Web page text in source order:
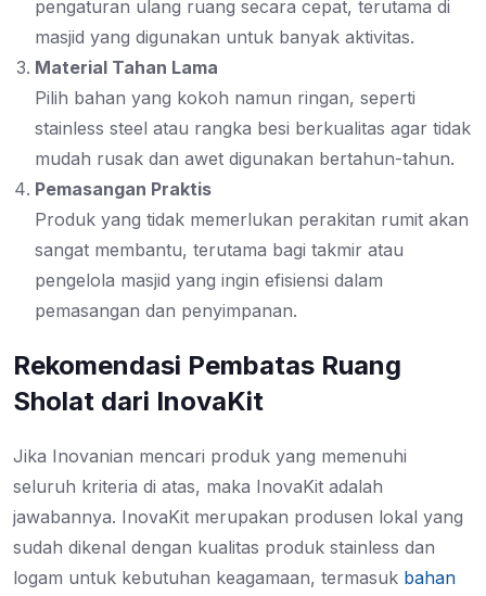
pengaturan ulang ruang secara cepat, terutama di
masjid yang digunakan untuk banyak aktivitas.
Material Tahan Lama
Pilih bahan yang kokoh namun ringan, seperti
stainless steel atau rangka besi berkualitas agar tidak
mudah rusak dan awet digunakan bertahun-tahun.
Pemasangan Praktis
Produk yang tidak memerlukan perakitan rumit akan
sangat membantu, terutama bagi takmir atau
pengelola masjid yang ingin efisiensi dalam
pemasangan dan penyimpanan.
Rekomendasi Pembatas Ruang
Sholat dari InovaKit
Jika Inovanian mencari produk yang memenuhi
seluruh kriteria di atas, maka InovaKit adalah
jawabannya. InovaKit merupakan produsen lokal yang
sudah dikenal dengan kualitas produk stainless dan
logam untuk kebutuhan keagamaan, termasuk bahan